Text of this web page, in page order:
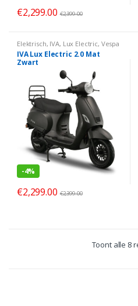
€2,299.00 €2,399.00
Elektrisch, IVA, Lux Electric, Vespa
Look
IVA Lux Electric 2.0 Mat
Zwart
-4%
€2,299.00 €2,399.00
Toont alle 8